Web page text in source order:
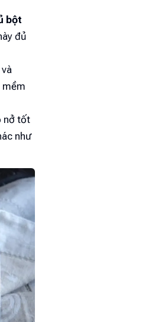
bột
đủ
mềm
nở tốt
như